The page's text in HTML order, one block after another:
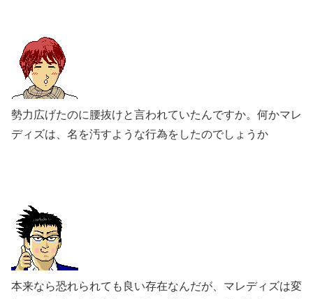
勢力広げたのに腰抜けと言われていたんですか。何かマレ
ディズは、名を汚すような行為をしたのでしょうか
本来なら恐れられても良い存在なんだが、マレディズは変